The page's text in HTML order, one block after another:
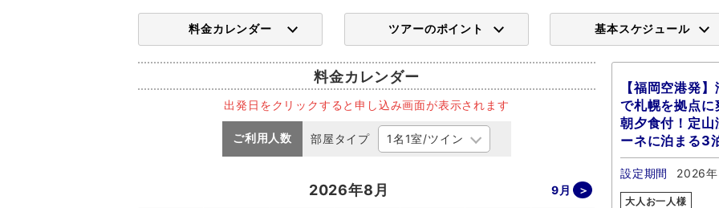
料金カレンダー ツアーのポイント 基本スケジュール
料金カレンダー
出発日をクリックすると申し込み画面が表示されます
ご利用人数 部屋タイプ
2026年8月 9月
【福岡空港発
で札幌を拠点
朝夕食付！定
ーネに泊まる3
設定期間 2026
大人お一人様